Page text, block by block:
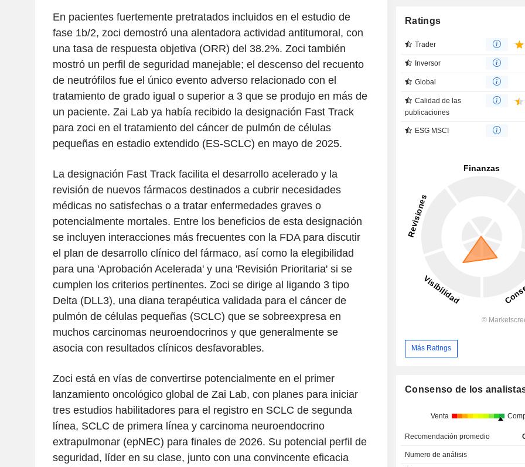
En pacientes fuertemente pretratados incluidos en el estudio de
fase 1b/2, zoci demostró una alentadora actividad antitumoral, con
una tasa de respuesta objetiva (ORR) del 38.2%. Zoci también
mostró un perfil de seguridad manejable; el descenso del recuento
de neutrófilos fue el único evento adverso relacionado con el
tratamiento de grado igual o superior a 3 que se produjo en más de
un paciente. Zai Lab ya había recibido la designación Fast Track
para zoci en el tratamiento del cáncer de pulmón de células
pequeñas en estadio extendido (ES-SCLC) en mayo de 2025.
La designación Fast Track facilita el desarrollo acelerado y la
revisión de nuevos fármacos destinados a cubrir necesidades
médicas no satisfechas o a tratar enfermedades graves o
potencialmente mortales. Entre los beneficios de esta designación
se incluyen interacciones más frecuentes con la FDA para discutir
el plan de desarrollo clínico del fármaco, así como la elegibilidad
para una 'Aprobación Acelerada' y una 'Revisión Prioritaria' si se
cumplen los criterios pertinentes. Zoci se dirige al ligando 3 tipo
Delta (DLL3), una diana terapéutica validada para el cáncer de
pulmón de células pequeñas (SCLC) que se sobreexpresa en
muchos carcinomas neuroendocrinos y que generalmente se
asocia con resultados clínicos desfavorables.
Zoci está en vías de convertirse potencialmente en el primer
lanzamiento oncológico global de Zai Lab, con planes para iniciar
tres estudios habilitadores para el registro en SCLC de segunda
línea, SCLC de primera línea y carcinoma neuroendocrino
extrapulmonar (epNEC) para finales de 2026. Su potencial perfil de
seguridad, líder en su clase, junto con una convincente eficacia
Ratings
Trader
Inversor
Global
Calidad de las
publicaciones
ESG MSCI
Más Ratings
Consenso de los
Venta
Recomendación promedio
Numero de análisis